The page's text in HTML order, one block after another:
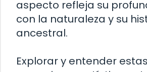
aspecto refleja su
con la naturaleza y su
ancestral.
Explorar y entender estas